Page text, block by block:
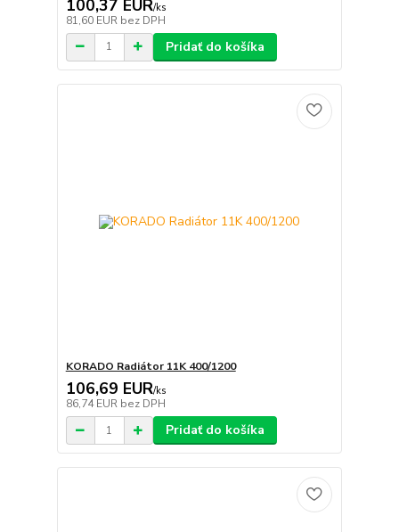
100,37 EUR/ks
81,60 EUR bez DPH
Pridať do košíka
KORADO Radiátor 11K 400/1200
106,69 EUR/ks
86,74 EUR bez DPH
Pridať do košíka